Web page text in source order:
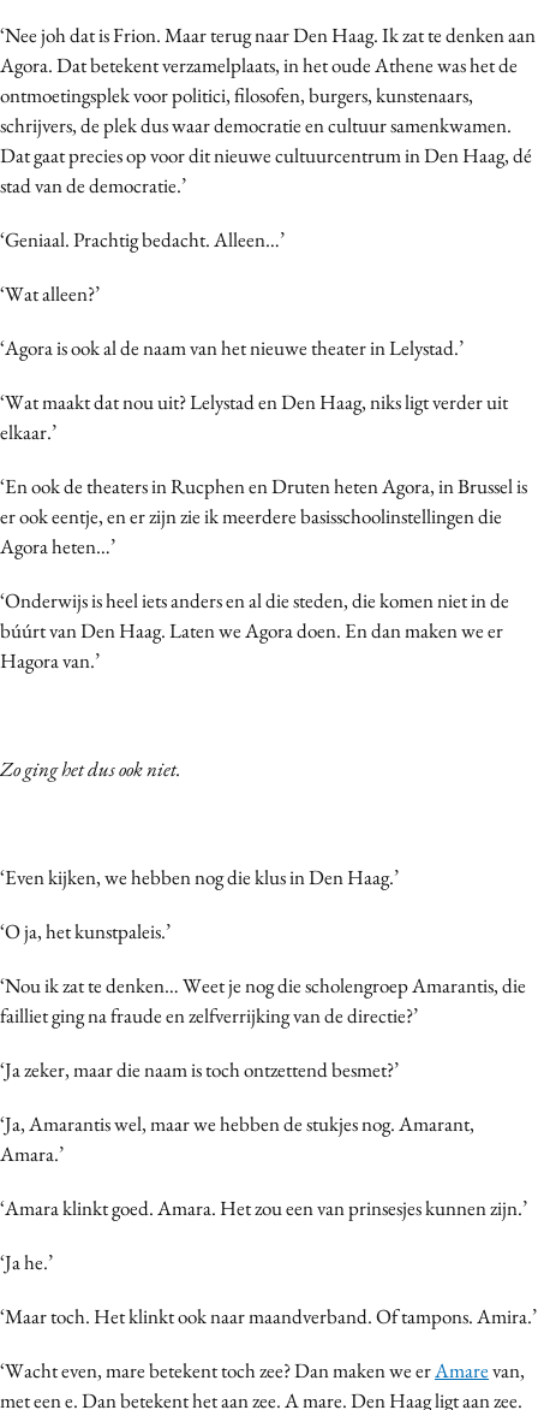
‘Nee joh dat is Frion. Maar terug naar Den Haag. Ik zat te denken aan
Agora. Dat betekent verzamelplaats, in het oude Athene was het de
ontmoetingsplek voor politici, filosofen, burgers, kunstenaars,
schrijvers, de plek dus waar democratie en cultuur samenkwamen.
Dat gaat precies op voor dit nieuwe cultuurcentrum in Den Haag, dé
stad van de democratie.’
‘Geniaal. Prachtig bedacht. Alleen…’
‘Wat alleen?’
‘Agora is ook al de naam van het nieuwe theater in Lelystad.’
‘Wat maakt dat nou uit? Lelystad en Den Haag, niks ligt verder uit
elkaar.’
‘En ook de theaters in Rucphen en Druten heten Agora, in Brussel is
er ook eentje, en er zijn zie ik meerdere basisschoolinstellingen die
Agora heten…’
‘Onderwijs is heel iets anders en al die steden, die komen niet in de
búúrt van Den Haag. Laten we Agora doen. En dan maken we er
Hagora van.’
Zo ging het dus ook niet.
‘Even kijken, we hebben nog die klus in Den Haag.’
‘O ja, het kunstpaleis.’
‘Nou ik zat te denken… Weet je nog die scholengroep Amarantis, die
failliet ging na fraude en zelfverrijking van de directie?’
‘Ja zeker, maar die naam is toch ontzettend besmet?’
‘Ja, Amarantis wel, maar we hebben de stukjes nog. Amarant,
Amara.’
‘Amara klinkt goed. Amara. Het zou een van prinsesjes kunnen zijn.’
‘Ja he.’
‘Maar toch. Het klinkt ook naar maandverband. Of tampons. Amira.’
‘Wacht even, mare betekent toch zee? Dan maken we erAmarevan,
met een e. Dan betekent het aan zee. A mare. Den Haag ligt aan zee.